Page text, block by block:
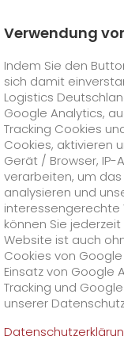
GO! Courier
GO! City
GO!Direct
GO!Same Day
GO! Touren
GO!On-Board-
GO!Air Charter
GO! Express
GO!Overnight
Preise
>
GO!Worldwide
>
GO! Solutions
GO! Healthcare
GO!Hightech
GO!Media &
Besondere
GO!
GO!Gefahrgut
Besondere
GO!Freight-
GO! Value Added
Online Services
GO!
Kundenportal
IT Anbindungen
Unternehmen
Charity-
Verwendung
Indem Sie den
sich damit
Logistics
Google Analytics,
Tracking Cookies
Cookies, aktivieren
Gerät / Browser,
verarbeiten, um
analysieren und
interessengerechte
können Sie
Website ist auch
Cookies von
Einsatz von Google
Tracking und
unserer